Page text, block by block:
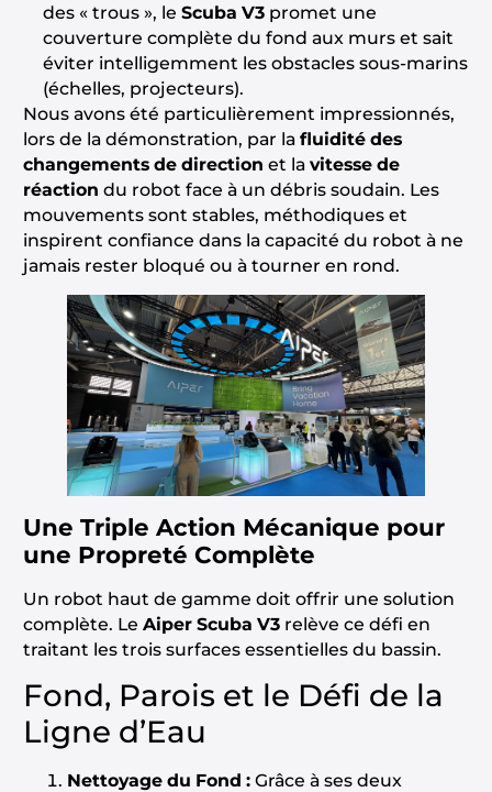
des « trous », le Scuba V3promet une
couverture complète du fond aux murs et sait
éviter intelligemment les obstacles sous-marins
(échelles, projecteurs).
Nous avons été particulièrement impressionnés,
lors de la démonstration, par la fluidité des
changements de direction et la vitesse de
réaction du robot face à un débris soudain. Les
mouvements sont stables, méthodiques et
inspirent confiance dans la capacité du robot à ne
jamais rester bloqué ou à tourner en rond.
Une Triple Action Mécanique pour
une Propreté Complète
Un robot haut de gamme doit offrir une solution
complète. Le Aiper Scuba V3relève ce défi en
traitant les trois surfaces essentielles du bassin.
Fond, Parois et le Défi de la
Ligne d’Eau
Nettoyage du Fond :Grâce à ses deux